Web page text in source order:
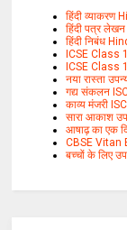
हिंदी व्याकरण
हिंदी पत्र लेखन
हिंदी निबंध
ICSE Class
ICSE Class
नया रास्ता
गद्य संकलन
काव्य मंजरी
सारा आकाश
आषाढ़ का एक
CBSE Vitan
बच्चों के लिए